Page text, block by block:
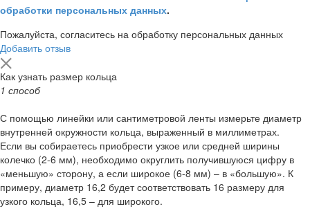
обработки персональных данных.
Пожалуйста, согласитесь на обработку персональных данных
Добавить отзыв
Как узнать размер кольца
1 способ
С помощью линейки или сантиметровой ленты измерьте диаметр
внутренней окружности кольца, выраженный в миллиметрах.
Если вы собираетесь приобрести узкое или средней ширины
колечко (2-6 мм), необходимо округлить получившуюся цифру в
«меньшую» сторону, а если широкое (6-8 мм) – в «большую». К
примеру, диаметр 16,2 будет соответствовать 16 размеру для
узкого кольца, 16,5 – для широкого.